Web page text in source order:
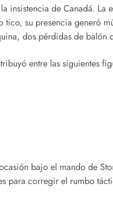
insistencia de Canadá.
su presencia generó
dos pérdidas de balón
entre las siguientes
bajo el mando de
para corregir el rumbo